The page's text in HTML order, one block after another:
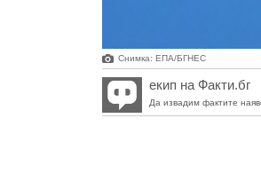
Снимка: ЕПА/БГНЕС
екип на Факти.бг
Да извадим фактите